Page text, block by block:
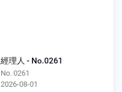
經理人 - No.0261
No. 0261
2026-08-01